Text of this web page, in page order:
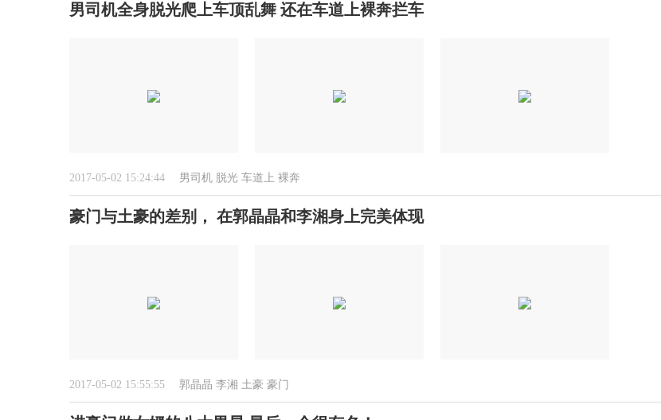
男司机全身脱光爬上车顶乱舞 还在车道上裸奔拦车
2017-05-02 15:24:44 男司机 脱光 车道上 裸奔
豪门与土豪的差别， 在郭晶晶和李湘身上完美体现
2017-05-02 15:55:55 郭晶晶 李湘 土豪 豪门